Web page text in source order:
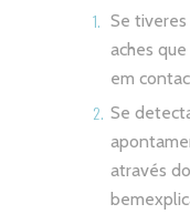
Se tiveres
aches
em
Se
através